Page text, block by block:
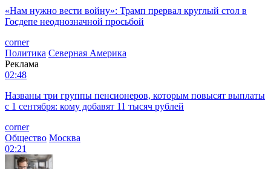
«Нам нужно вести войну»: Трамп прервал круглый стол в
Госдепе неоднозначной просьбой
corner
Политика Северная Америка
Реклама
02:48
Названы три группы пенсионеров, которым повысят выплаты
с 1 сентября: кому добавят 11 тысяч рублей
corner
Общество Москва
02:21